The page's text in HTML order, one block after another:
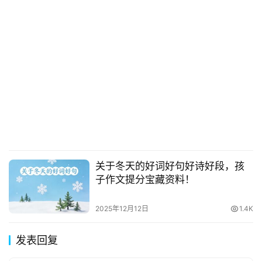
关于冬天的好词好句好诗好段，孩
子作文提分宝藏资料！
2025年12月12日 1.4K
发表回复